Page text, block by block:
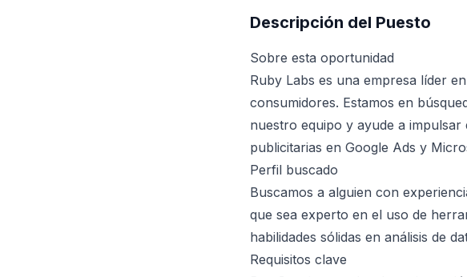
Descripción del Puesto
Sobre esta oportunidad
Ruby Labs es una empresa líder
consumidores. Estamos en
nuestro equipo y ayude a
publicitarias en Google Ads y
Perfil buscado
Buscamos a alguien con
que sea experto en el uso de
habilidades sólidas en análisis de
Requisitos clave